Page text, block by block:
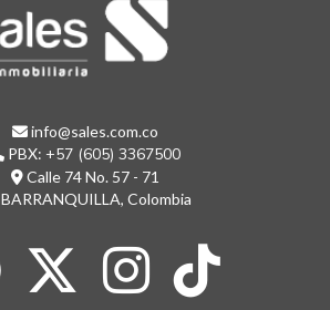
info@sales.com.co
PBX: +57 (605) 3367500
Calle 74 No. 57 - 71
BARRANQUILLA, Colombia